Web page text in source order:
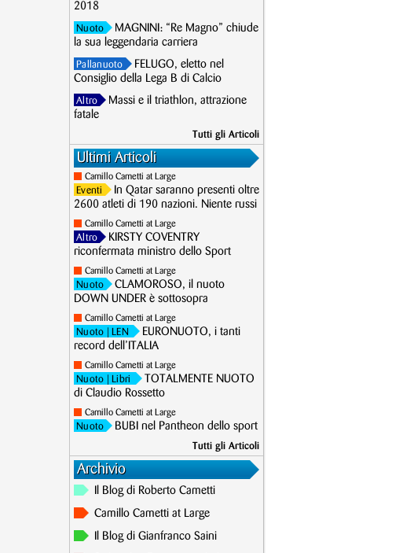
2018
Nuoto
MAGNINI: “Re Magno” chiude
la sua leggendaria carriera
Pallanuoto
FELUGO, eletto nel
Consiglio della Lega B di Calcio
Altro
Massi e il triathlon, attrazione
fatale
Tutti gli Articoli
Ultimi Articoli
Camillo Cametti at Large
Eventi
In Qatar saranno presenti oltre
2600 atleti di 190 nazioni. Niente russi
Camillo Cametti at Large
Altro
KIRSTY COVENTRY
riconfermata ministro dello Sport
Camillo Cametti at Large
Nuoto
CLAMOROSO, il nuoto
DOWN UNDER è sottosopra
Camillo Cametti at Large
Nuoto | LEN
EURONUOTO, i tanti
record dell’ITALIA
Camillo Cametti at Large
Nuoto | Libri
TOTALMENTE NUOTO
di Claudio Rossetto
Camillo Cametti at Large
Nuoto BUBI nel Pantheon dello sport
Tutti gli Articoli
Archivio
Il Blog di Roberto Cametti
Camillo Cametti at Large
Il Blog di Gianfranco Saini